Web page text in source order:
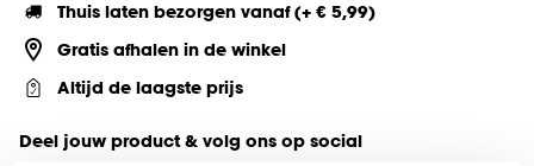
Thuis laten bezorgen vanaf (+ € 5,99)
Gratis afhalen in de winkel
Altijd de laagste prijs
Deel jouw product & volg ons op social